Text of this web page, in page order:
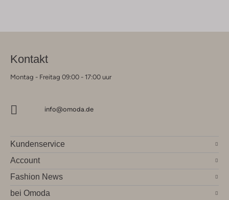
Kontakt
Montag - Freitag 09:00 - 17:00 uur
info@omoda.de
Kundenservice
Account
Fashion News
bei Omoda